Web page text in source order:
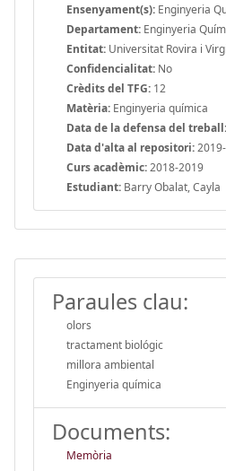
Ensenyament(s): Enginyeria
Departament: Enginyeria
Entitat: Universitat Rovira i
Confidencialitat: No
Crèdits del TFG: 12
Matèria: Enginyeria química
Data de la defensa del treball:
Data d'alta al repositori:
Curs acadèmic:2018-2019
Estudiant: Barry Obalat, Cayla
Paraules clau:
olors
tractament biológic
millora ambiental
Enginyeria química
Documents:
Memòria